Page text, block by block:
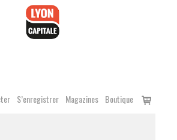
S’enregistrer Magazines Boutique
Voir